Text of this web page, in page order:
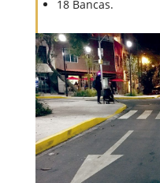
18 Bancas.